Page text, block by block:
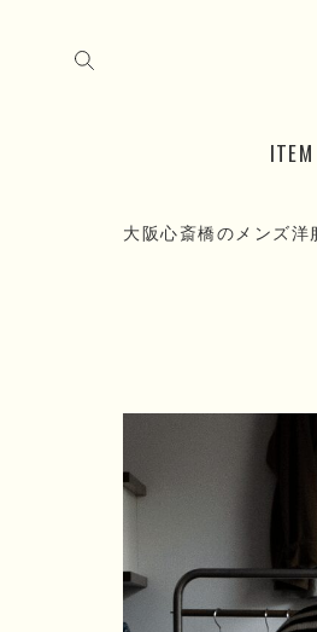
ITEM
大阪心斎橋のメンズ